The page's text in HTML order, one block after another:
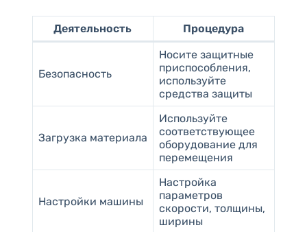
Деятельность Процедура
Безопасность
Носите защитные
приспособления,
используйте
средства защиты
Загрузка материала
Используйте
соответствующее
оборудование для
перемещения
Настройки машины
Настройка
параметров
скорости, толщины,
ширины